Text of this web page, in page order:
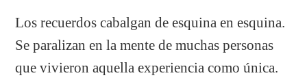
Los recuerdos cabalgan de esquina en esquina.
Se paralizan en la mente de muchas personas
que vivieron aquella experiencia como única.